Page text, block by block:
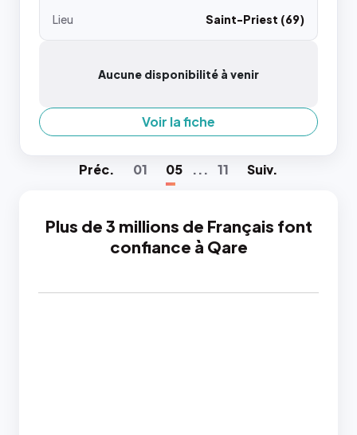
Lieu
Saint-Priest (69)
Aucune disponibilité à venir
Voir la fiche
Préc. 01 05 ... 11 Suiv.
Plus de 3 millions de Français font
confiance à Qare